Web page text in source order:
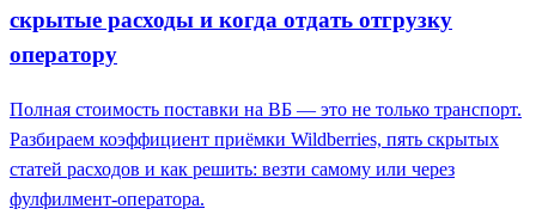
скрытые расходы и когда отдать отгрузку
оператору
Полная стоимость поставки на ВБ — это не только транспорт.
Разбираем коэффициент приёмки Wildberries, пять скрытых
статей расходов и как решить: везти самому или через
фулфилмент-оператора.